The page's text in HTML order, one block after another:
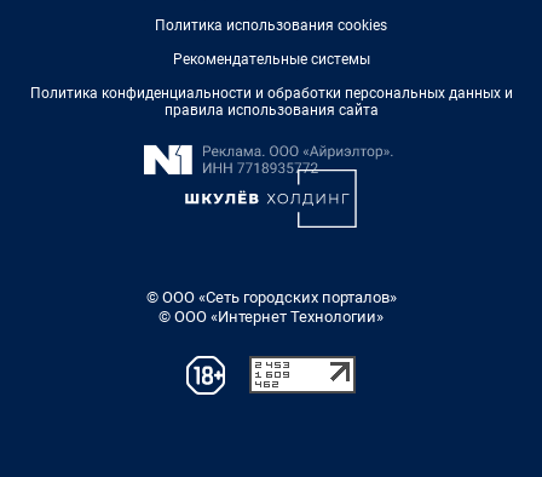
Политика использования cookies
Рекомендательные системы
Политика конфиденциальности и обработки персональных данных и
правила использования сайта
© ООО «Сеть городских порталов»
© ООО «Интернет Технологии»